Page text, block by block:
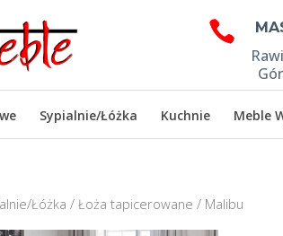

Sypialnie/Łóżka Kuchnie Meble
Łóżka /Łoża tapicerowane / Malibu